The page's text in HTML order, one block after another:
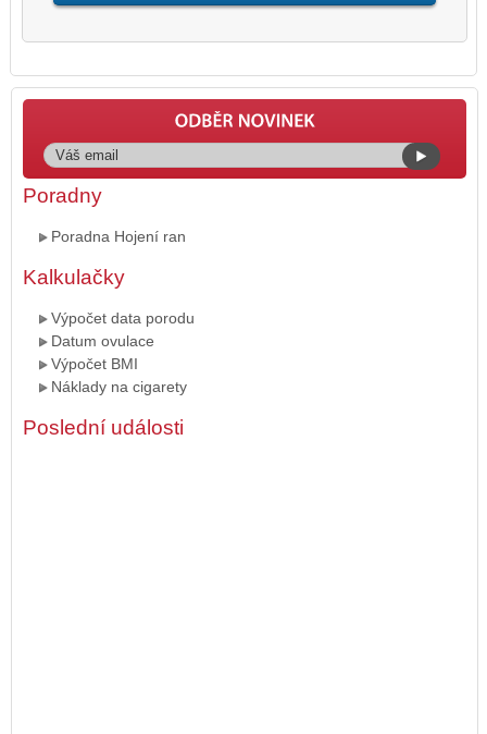
Poradny
Poradna Hojení ran
Kalkulačky
Výpočet data porodu
Datum ovulace
Výpočet BMI
Náklady na cigarety
Poslední události